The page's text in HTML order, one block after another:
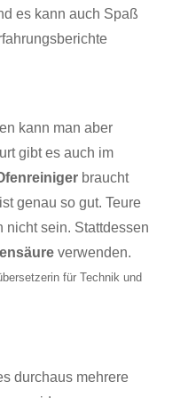
es kann auch Spaß
kann man aber
gibt es auch im
braucht
genau so gut. Teure
nicht sein. Stattdessen
verwenden.
für Technik und
durchaus mehrere